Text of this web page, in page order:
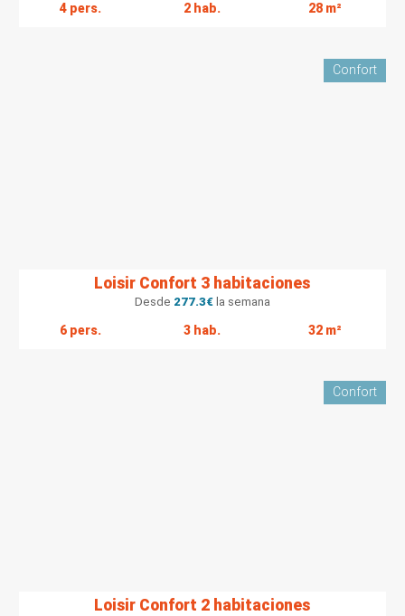
4 pers. 2 hab. 28 m²
Confort
Loisir Confort 3 habitaciones
Desde 277.3€la semana
6 pers. 3 hab. 32 m²
Confort
Loisir Confort 2 habitaciones